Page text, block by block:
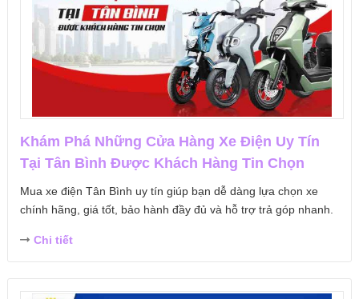
Khám Phá Những Cửa Hàng Xe Điện Uy Tín
Tại Tân Bình Được Khách Hàng Tin Chọn
Mua xe điện Tân Bình uy tín giúp bạn dễ dàng lựa chọn xe
chính hãng, giá tốt, bảo hành đầy đủ và hỗ trợ trả góp nhanh.
Chi tiết